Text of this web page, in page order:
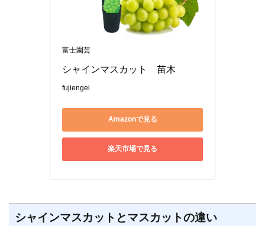
富士園芸
fujiengei
Amazonで見る
楽天市場で見る
シャインマスカットとマスカットの違い